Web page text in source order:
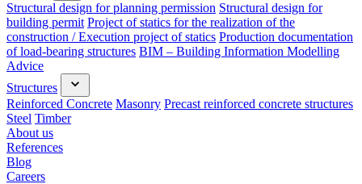
Structural design for planning permission Structural design for
building permit Project of statics for the realization of the
construction / Execution project of statics Production documentation
of load-bearing structures BIM – Building Information Modelling
Advice
Structures
Reinforced Concrete Masonry Precast reinforced concrete structures
Steel Timber
About us
References
Blog
Careers